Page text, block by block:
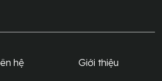
hệ Giới thiệu